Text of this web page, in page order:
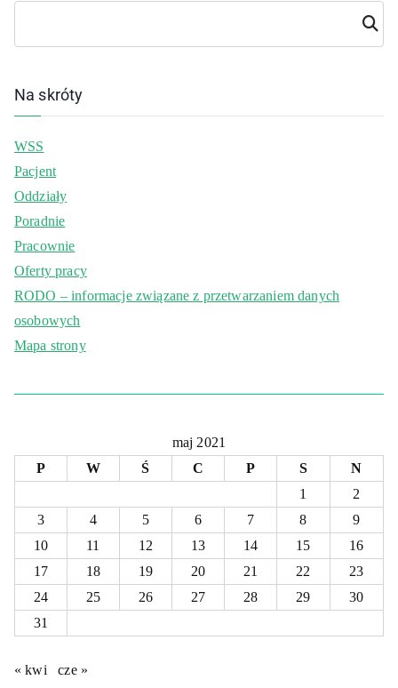
Szuka
j
Na skróty
WSS
Pacjent
Oddziały
Poradnie
Pracownie
Oferty pracy
RODO – informacje związane z przetwarzaniem danych
osobowych
Mapa strony
maj 2021
P
W Ś C P S
N
1
2
3
4 5 6 7 8
9
10
11 12 13 14 15
16
17
18 19 20 21 22
23
24
25 26 27 28 29
30
31
« kwi cze »